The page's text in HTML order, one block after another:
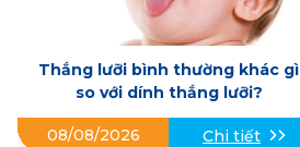
Thắng lưỡi bình thường khác gì
so với dính thắng lưỡi?
08/08/2026 Chi tiết